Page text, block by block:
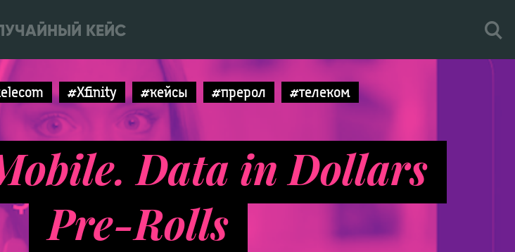
КЕЙС
#Xfinity #кейсы #прерол #телеком
Data in Dollars
Pre-Rolls